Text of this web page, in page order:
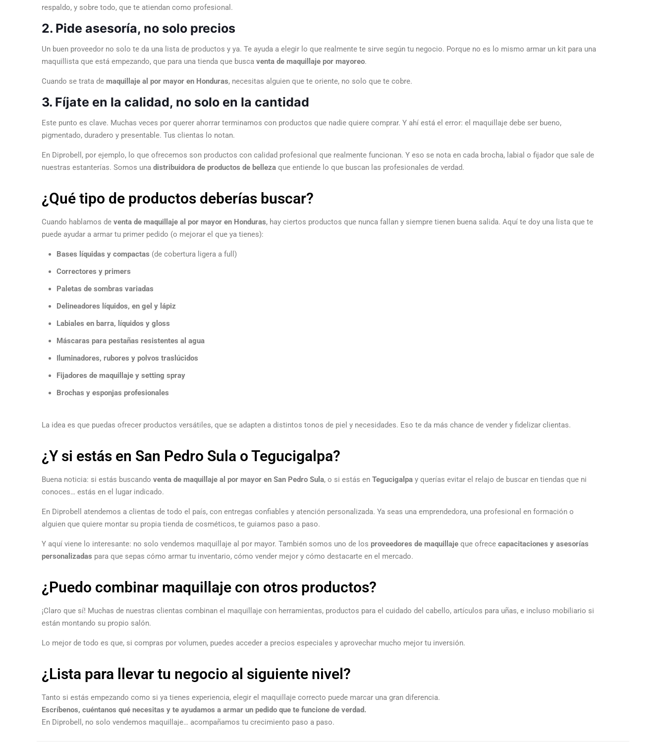
respaldo, y sobre todo, que te atiendan como profesional.
2. Pide asesoría, no solo precios
Un buen proveedor no solo te da una lista de productos y ya. Te ayuda a elegir lo que realmente te sirve según tu negocio. Porque no es lo mismo armar un kit para una
maquillista que está empezando, que para una tienda que buscaventa de maquillaje por mayoreo.
Cuando se trata demaquillaje al por mayor en Honduras, necesitas alguien que te oriente, no solo que te cobre.
3. Fíjate en la calidad, no solo en la cantidad
Este punto es clave. Muchas veces por querer ahorrar terminamos con productos que nadie quiere comprar. Y ahí está el error: el maquillaje debe ser bueno,
pigmentado, duradero y presentable. Tus clientas lo notan.
En Diprobell, por ejemplo, lo que ofrecemos son productos con calidad profesional que realmente funcionan. Y eso se nota en cada brocha, labial o fijador que sale de
nuestras estanterías. Somos unadistribuidora de productos de belleza que entiende lo que buscan las profesionales de verdad.
¿Qué tipo de productos deberías buscar?
Cuando hablamos deventa de maquillaje al por mayor en Honduras, hay ciertos productos que nunca fallan y siempre tienen buena salida. Aquí te doy una lista que te
puede ayudar a armar tu primer pedido (o mejorar el que ya tienes):
Bases líquidas y compactas (de cobertura ligera a full)
Correctores y primers
Paletas de sombras variadas
Delineadores líquidos, en gel y lápiz
Labiales en barra, líquidos y gloss
Máscaras para pestañas resistentes al agua
Iluminadores, rubores y polvos traslúcidos
Fijadores de maquillaje y setting spray
Brochas y esponjas profesionales
La idea es que puedas ofrecer productos versátiles, que se adapten a distintos tonos de piel y necesidades. Eso te da más chance de vender y fidelizar clientas.
¿Y si estás en San Pedro Sula o Tegucigalpa?
Buena noticia: si estás buscandoventa de maquillaje al por mayor en San Pedro Sula, o si estás enTegucigalpa y querías evitar el relajo de buscar en tiendas que ni
conoces… estás en el lugar indicado.
En Diprobell atendemos a clientas de todo el país, con entregas confiables y atención personalizada. Ya seas una emprendedora, una profesional en formación o
alguien que quiere montar su propia tienda de cosméticos, te guiamos paso a paso.
Y aquí viene lo interesante: no solo vendemos maquillaje al por mayor. También somos uno de losproveedores de maquillaje que ofrececapacitaciones y asesorías
personalizadas para que sepas cómo armar tu inventario, cómo vender mejor y cómo destacarte en el mercado.
¿Puedo combinar maquillaje con otros productos?
¡Claro que sí! Muchas de nuestras clientas combinan el maquillaje con herramientas, productos para el cuidado del cabello, artículos para uñas, e incluso mobiliario si
están montando su propio salón.
Lo mejor de todo es que, si compras por volumen, puedes acceder a precios especiales y aprovechar mucho mejor tu inversión.
¿Lista para llevar tu negocio al siguiente nivel?
Tanto si estás empezando como si ya tienes experiencia, elegir el maquillaje correcto puede marcar una gran diferencia.
Escríbenos, cuéntanos qué necesitas y te ayudamos a armar un pedido que te funcione de verdad.
En Diprobell, no solo vendemos maquillaje… acompañamos tu crecimiento paso a paso.